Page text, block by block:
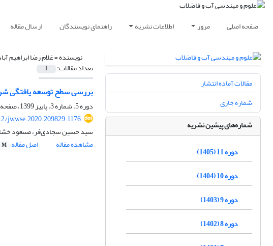
صفحه اصلی مرور اطلاعات نشریه راهنمای نویسندگان ارسال مقاله
نویسنده =غلام رضا ابراهیم
تعداد مقالات: 1
بررسی سطح توسعه ‏یافتگی
دوره 5، شماره 3، پاییز 1399، صفحه
jwwse.2020.209829.1176
سید حسین سجادی‌فر، مسعود
مشاهده مقاله
اصل مقاله M
مقالات آماده انتشار
شماره جاری
شماره‌های پیشین نشریه
دوره 11 (1405)
دوره 10 (1404)
دوره 9 (1403)
دوره 8 (1402)